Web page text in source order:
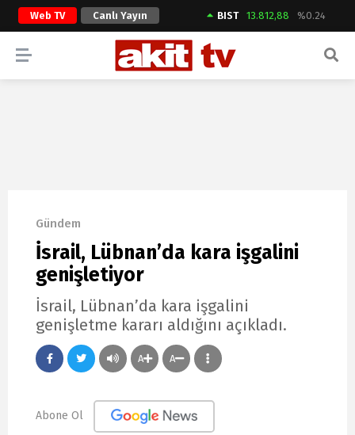
Web TV Canlı Yayın BIST 13.812,88 %0.24
ARAMA YAP
Gündem
İsrail, Lübnan’da kara işgalini
genişletiyor
İsrail, Lübnan’da kara işgalini
genişletme kararı aldığını açıkladı.
A A
Abone Ol